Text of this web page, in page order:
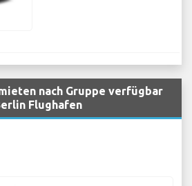
nach Gruppe verfügbar
Flughafen